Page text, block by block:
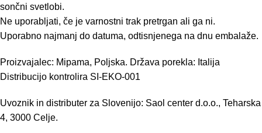
sončni svetlobi.
Ne uporabljati, če je varnostni trak pretrgan ali ga ni.
Uporabno najmanj do datuma, odtisnjenega na dnu embalaže.
Proizvajalec: Mipama, Poljska. Država porekla: Italija
Distribucijo kontrolira SI-EKO-001
Uvoznik in distributer za Slovenijo: Saol center d.o.o., Teharska
4, 3000 Celje.